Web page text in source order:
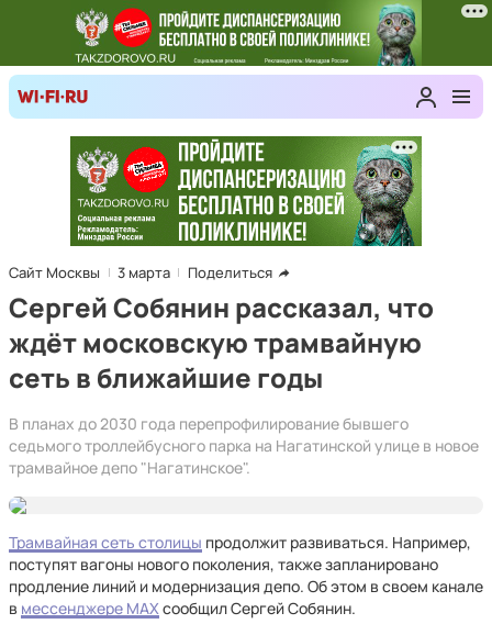
Сайт Москвы 3 марта Поделиться
Сергей Собянин рассказал, что
ждёт московскую трамвайную
сеть в ближайшие годы
В планах до 2030 года перепрофилирование бывшего
седьмого троллейбусного парка на Нагатинской улице в новое
трамвайное депо "Нагатинское".
Трамвайная сеть столицы продолжит развиваться. Например,
поступят вагоны нового поколения, также запланировано
продление линий и модернизация депо. Об этом в своем канале
в мессенджере MAXсообщил Сергей Собянин.